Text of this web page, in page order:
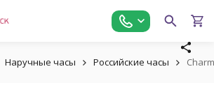
Наручные часы Российские часы